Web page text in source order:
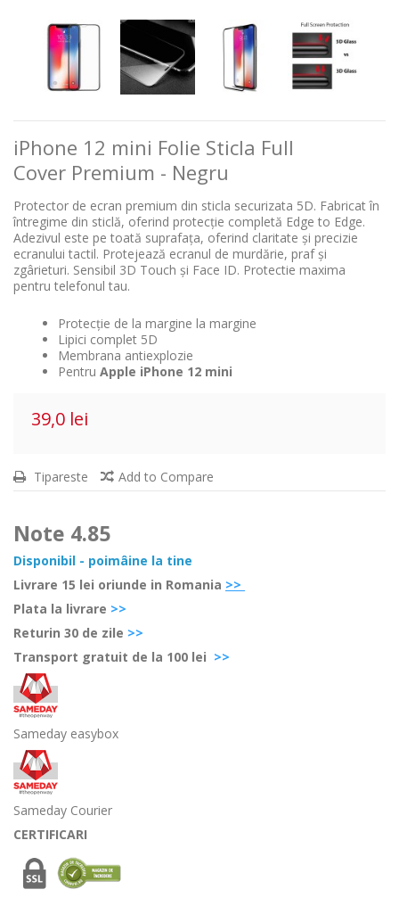
iPhone 12 mini Folie Sticla Full
Cover Premium - Negru
Protector de ecran premium din sticla securizata 5D. Fabricat în
întregime din sticlă, oferind protecție completă Edge to Edge.
Adezivul este pe toată suprafața, oferind claritate și precizie
ecranului tactil. Protejează ecranul de murdărie, praf și
zgârieturi. Sensibil 3D Touch și Face ID. Protectie maxima
pentru telefonul tau.
Protecție de la margine la margine
Lipici complet 5D
Membrana antiexplozie
Pentru Apple iPhone 12 mini
39,0 lei
Tipareste Add to Compare
Note 4.85
Disponibil - poimâine la tine
Livrare 15 lei oriunde in Romania >>
Plata la livrare >>
Returin 30 de zile >>
Transport gratuit de la 100 lei >>
Sameday easybox
Sameday Courier
CERTIFICARI